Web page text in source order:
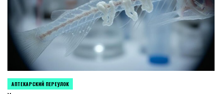
POSTED
АПТЕКАРСКИЙ ПЕРЕУЛОК